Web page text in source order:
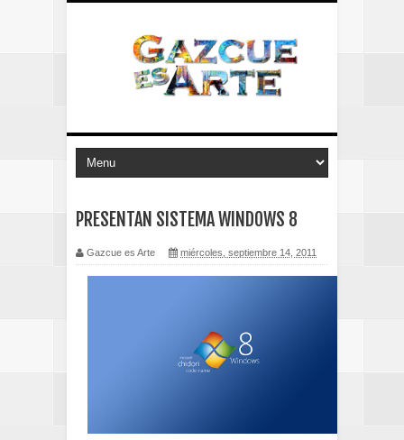
PRESENTAN SISTEMA WINDOWS 8
Gazcue es Arte miércoles, septiembre 14, 2011